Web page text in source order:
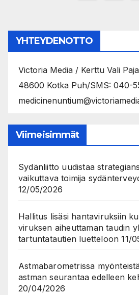
YHTEYDENOTTO
Victoria Media / Kerttu Vali
48600 Kotka Puh/SMS: 040-
Viimeisimmät
Sydänliitto uudistaa
vaikuttava toimija
12/05/2026
Hallitus lisäsi hantaviruksiin
viruksen aiheuttaman taudin
tartuntatautien luetteloon 11/
Astmabarometrissa
astman seurantaa edelleen
20/04/2026